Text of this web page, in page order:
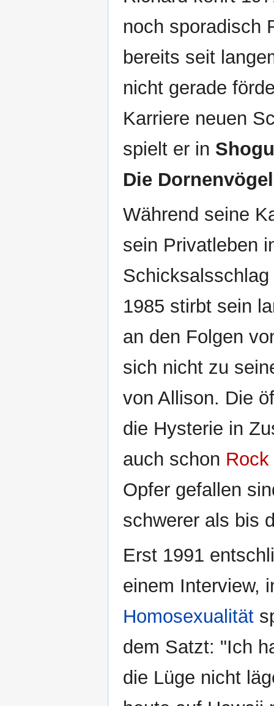
noch sporadisch
bereits seit
nicht gerade
Karriere neuen
spielt er in
Die Dornenvögel
Während seine
sein Privatleben
1985 stirbt sein
an den Folgen
sich nicht zu
von Allison. Die
die Hysterie in
auch schon
Opfer gefallen
schwerer als bis
Erst 1991
einem Interview,
Homosexualität
dem Satzt: "Ich
die Lüge nicht